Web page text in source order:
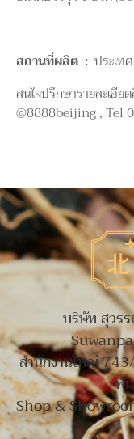
สถานที่ผลิต : ประเท
สนใจปรึกษารายละเอี
@8888beijing , Tel
บริษัท สุวร
สำนักงานใหญ่
พั
Shop &